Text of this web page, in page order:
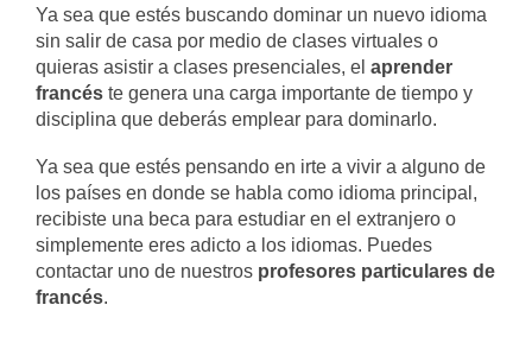
Ya sea que estés buscando dominar un nuevo idioma
sin salir de casa por medio de clases virtuales o
quieras asistir a clases presenciales, el aprender
francés te genera una carga importante de tiempo y
disciplina que deberás emplear para dominarlo.
Ya sea que estés pensando en irte a vivir a alguno de
los países en donde se habla como idioma principal,
recibiste una beca para estudiar en el extranjero o
simplemente eres adicto a los idiomas. Puedes
contactar uno de nuestros profesores particulares de
francés.